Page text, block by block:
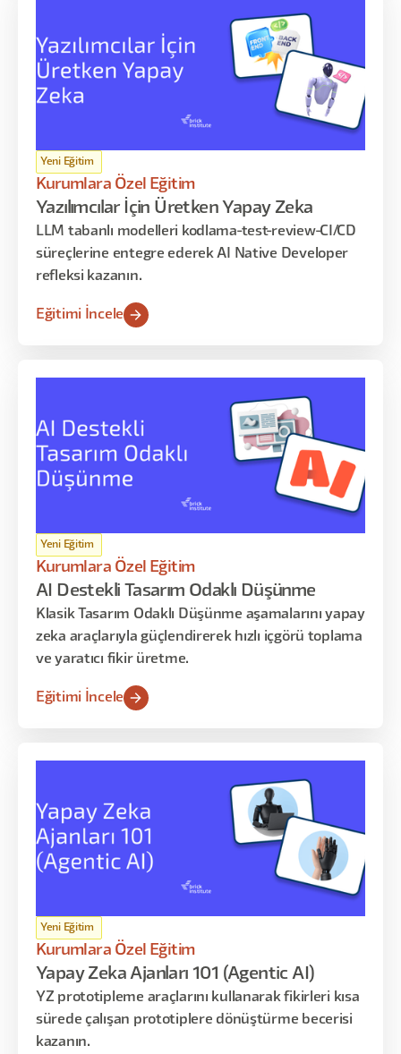
Yeni Eğitim
Kurumlara Özel Eğitim
Yazılımcılar İçin Üretken Yapay Zeka
LLM tabanlı modelleri kodlama-test-review-CI/CD
süreçlerine entegre ederek AI Native Developer
refleksi kazanın.
Eğitimi İncele
Yeni Eğitim
Kurumlara Özel Eğitim
AI Destekli Tasarım Odaklı Düşünme
Klasik Tasarım Odaklı Düşünme aşamalarını yapay
zeka araçlarıyla güçlendirerek hızlı içgörü toplama
ve yaratıcı fikir üretme.
Eğitimi İncele
Yeni Eğitim
Kurumlara Özel Eğitim
Yapay Zeka Ajanları 101 (Agentic AI)
YZ prototipleme araçlarını kullanarak fikirleri kısa
sürede çalışan prototiplere dönüştürme becerisi
kazanın.